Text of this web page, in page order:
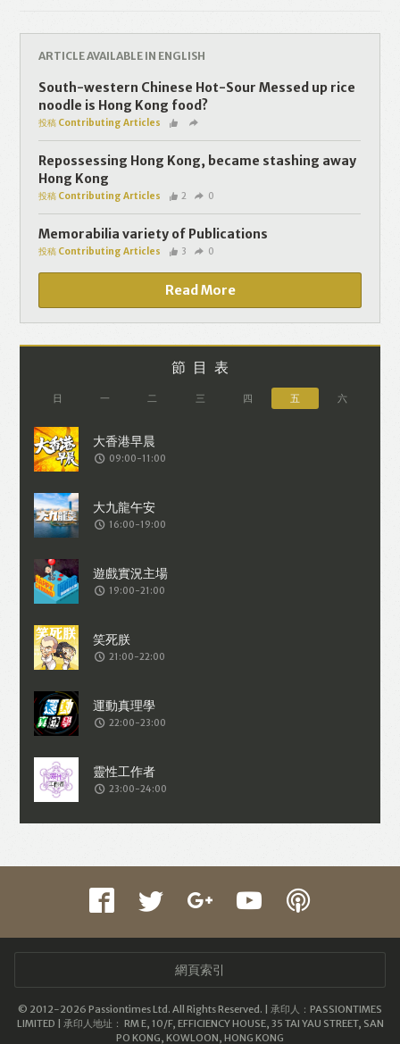
WhatsApp Email
ARTICLE AVAILABLE IN ENGLISH
South-western Chinese Hot-Sour Messed up rice
noodle is Hong Kong food?
投稿 Contributing Articles
Repossessing Hong Kong, became stashing away
Hong Kong
投稿 Contributing Articles 2 0
Memorabilia variety of Publications
投稿 Contributing Articles 3 0
Read More
節目表
日 一 二 三 四 五 六
09:00-11:00
16:00-19:00
19:00-21:00
21:00-22:00
22:00-23:00
23:00-24:00
網頁索引
© 2012-2026 Passiontimes Ltd. All Rights Reserved. | 承印人：PASSIONTIMES
LIMITED | 承印人地址： RM E, 10/F, EFFICIENCY HOUSE, 35 TAI YAU STREET, SAN
PO KONG, KOWLOON, HONG KONG